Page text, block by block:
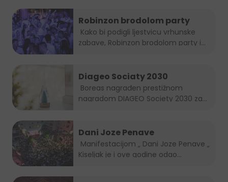
Robinzon brodolom party
zabave, Robinzon brodolom party i
Diageo Sociaty 2030
nagradom DIAGEO Society 2030 za...
Dani Joze Penave
Kiseljak je i ove godine odao...